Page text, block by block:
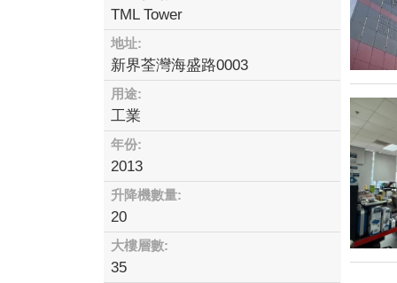
TML Tower
地址:
新界荃灣海盛路0003
用途:
工業
年份:
2013
升降機數量:
20
大樓層數:
35